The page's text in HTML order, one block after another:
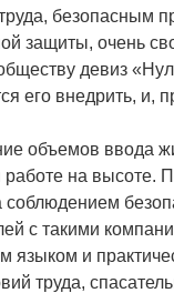
безопасным
защиты, очень
девиз
его внедрить, и,
объемов ввода
на высоте.
с такими
и
труда,